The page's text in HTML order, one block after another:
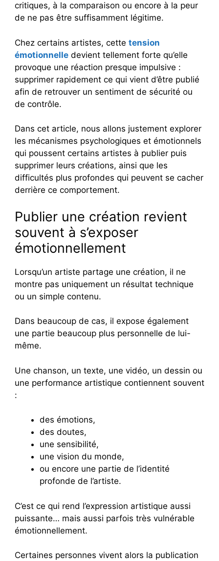
critiques, à la comparaison ou encore à la peur
de ne pas être suffisamment légitime.
Chez certains artistes, cette tension
émotionnelle devient tellement forte qu’elle
provoque une réaction presque impulsive :
supprimer rapidement ce qui vient d’être publié
afin de retrouver un sentiment de sécurité ou
de contrôle.
Dans cet article, nous allons justement explorer
les mécanismes psychologiques et émotionnels
qui poussent certains artistes à publier puis
supprimer leurs créations, ainsi que les
difficultés plus profondes qui peuvent se cacher
derrière ce comportement.
Publier une création revient
souvent à s’exposer
émotionnellement
Lorsqu’un artiste partage une création, il ne
montre pas uniquement un résultat technique
ou un simple contenu.
Dans beaucoup de cas, il expose également
une partie beaucoup plus personnelle de lui-
même.
Une chanson, un texte, une vidéo, un dessin ou
une performance artistique contiennent souvent
:
des émotions,
des doutes,
une sensibilité,
une vision du monde,
ou encore une partie de l’identité
profonde de l’artiste.
C’est ce qui rend l’expression artistique aussi
puissante… mais aussi parfois très vulnérable
émotionnellement.
Certaines personnes vivent alors la publication